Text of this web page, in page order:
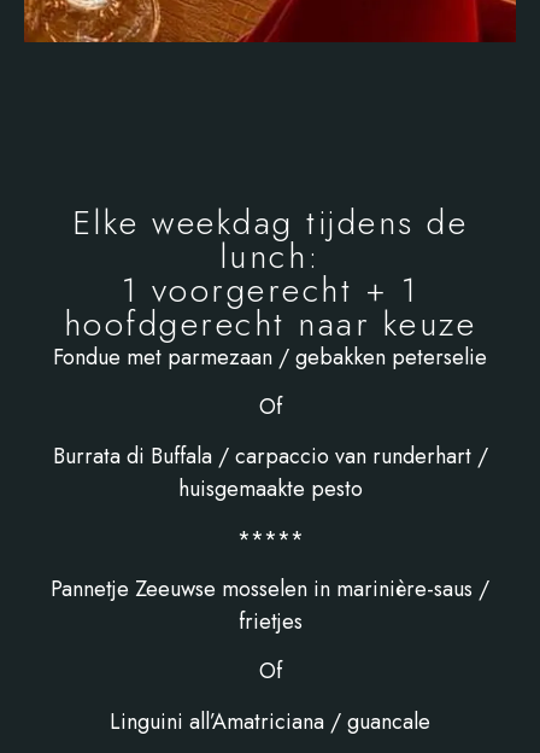
Elke weekdag tijdens de
lunch:
1 voorgerecht + 1
hoofdgerecht naar keuze
Fondue met parmezaan / gebakken peterselie
Of
Burrata di Buffala / carpaccio van runderhart /
huisgemaakte pesto
*****
Pannetje Zeeuwse mosselen in marinière-saus /
frietjes
Of
Linguini all’Amatriciana / guancale